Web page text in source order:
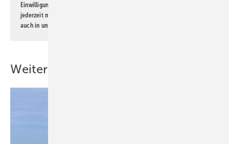
Einwilligung kann ich jederzeit widerrufen und eine Abmeldung ist
jederzeit möglich. Informationen zum Umgang mit Daten finden Sie
auch in unserer
Weitere Inhalte